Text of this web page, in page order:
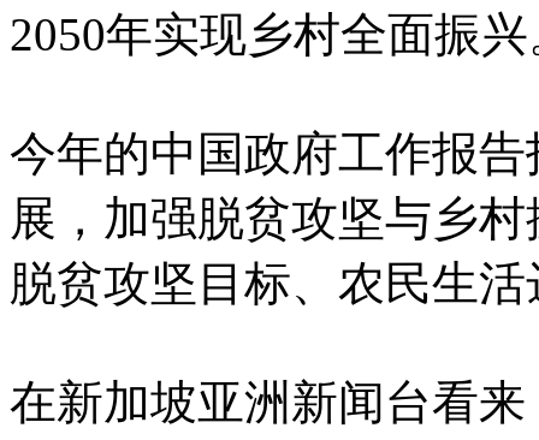
2050年实现乡村全面振
今年的中国政府工作报
展，加强脱贫攻坚与乡
脱贫攻坚目标、农民生
在新加坡亚洲新闻台看